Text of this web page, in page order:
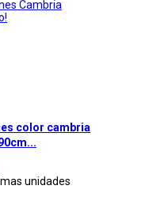
color cambria
unidades